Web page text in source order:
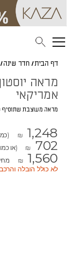
דף הבית/ חדר שינה/
אמריקאי
מראה מעוצבת שתוסיף
₪ 1,248
₪ 702 (או כמוצר
₪ 1,560
לא כולל הובלה